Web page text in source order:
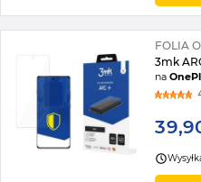
FOLIA
3mk
na